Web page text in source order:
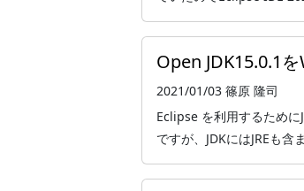
Open JDK15.0.1
2021/01/03 篠原 隆司
Eclipse を利用するため
ですが、JDKにはJREも